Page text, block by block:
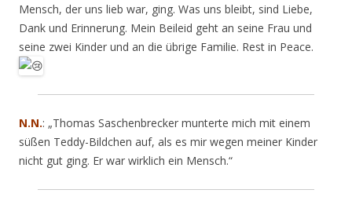
Mensch, der uns lieb war, ging. Was uns bleibt, sind Liebe,
Dank und Erinnerung. Mein Beileid geht an seine Frau und
seine zwei Kinder und an die übrige Familie. Rest in Peace.
N.N.: „Thomas Saschenbrecker munterte mich mit einem
süßen Teddy-Bildchen auf, als es mir wegen meiner Kinder
nicht gut ging. Er war wirklich ein Mensch.“